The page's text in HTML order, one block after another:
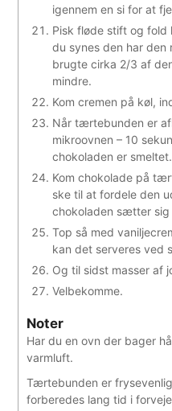
igennem en si for at
Pisk fløde stift og fold
du synes den har den
brugte cirka 2/3 af
mindre.
Kom cremen på køl,
Når tærtebunden er
mikroovnen – 10
chokoladen er smeltet.
Kom chokolade på
ske til at fordele den
chokoladen sætter sig
Top så med
kan det serveres ved
Og til sidst masser af
Velbekomme.
Noter
Har du en ovn der bager
varmluft.
Tærtebunden er
forberedes lang tid i